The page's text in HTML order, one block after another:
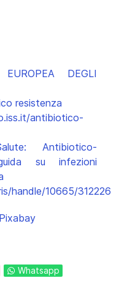
DEGLI
resistenza
antibiotico-
Antibiotico-
su infezioni
handle/10665/312226
Pixabay
Whatsapp